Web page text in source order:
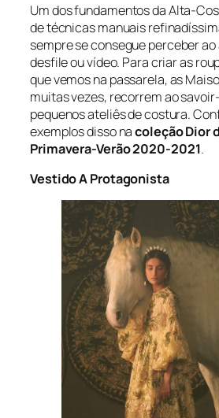
Um dos fundamentos da Alta-
de técnicas manuais
sempre se consegue perceber
desfile ou vídeo. Para criar as
que vemos na passarela, as
muitas vezes, recorrem ao
pequenos ateliês de costura.
exemplos disso nacoleção Dior
Primavera-Verão 2020-2021.
Vestido A Protagonista